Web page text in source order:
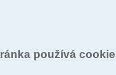
používá